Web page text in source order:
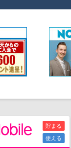
貯まる
使える